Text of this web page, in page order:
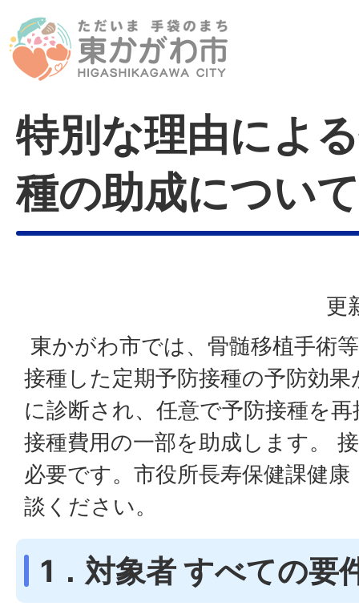
特別な理由によ
種の助成について
更
東かがわ市では、骨髄移植手術
接種した定期予防接種の予防効
に診断され、任意で予防接種を
接種費用の一部を助成します。
必要です。市役所長寿保健課健
談ください。
1．対象者 すべての要